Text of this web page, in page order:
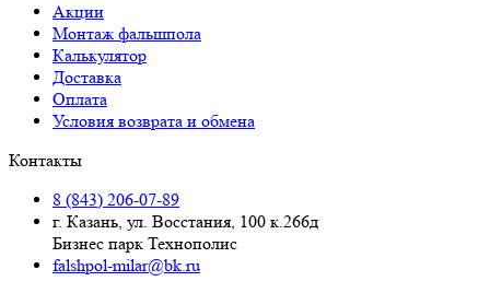
Акции
Монтаж фальшпола
Калькулятор
Доставка
Оплата
Условия возврата и обмена
Контакты
8 (843) 206-07-89
г. Казань, ул. Восстания, 100 к.266д
Бизнес парк Технополис
falshpol-milar@bk.ru